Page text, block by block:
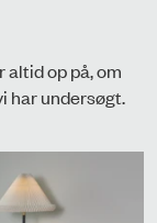
op på, om
har undersøgt.